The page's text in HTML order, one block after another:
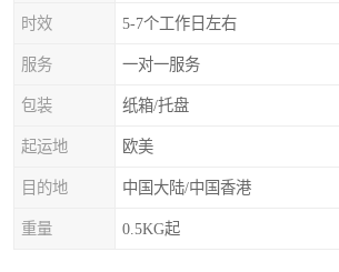
时效 5-7个工作日左右
服务 一对一服务
包装 纸箱/托盘
起运地 欧美
目的地 中国大陆/中国香港
重量 0.5KG起